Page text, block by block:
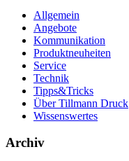
Allgemein
Angebote
Kommunikation
Produktneuheiten
Service
Technik
Tipps&Tricks
Über Tillmann Druck
Wissenswertes
Archiv